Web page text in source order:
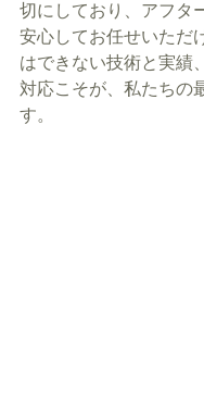
切にしており、アフタ
安心してお任せいただ
はできない技術と実績
対応こそが、私たちの
す。